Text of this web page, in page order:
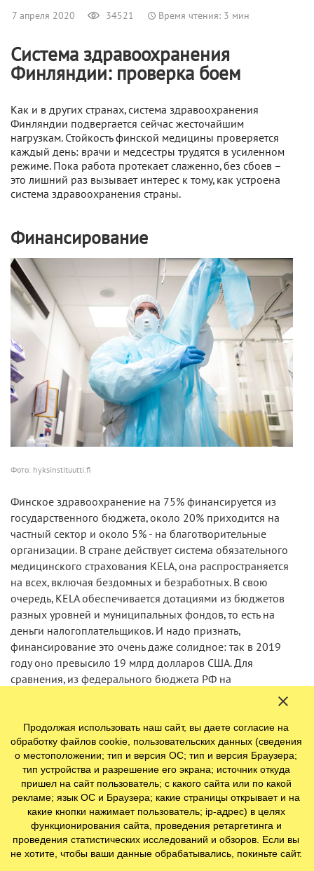
7 апреля 2020 34521 Время чтения: 3 мин
Система здравоохранения
Финляндии: проверка боем
Как и в других странах, система здравоохранения
Финляндии подвергается сейчас жесточайшим
нагрузкам. Стойкость финской медицины проверяется
каждый день: врачи и медсестры трудятся в усиленном
режиме. Пока работа протекает слаженно, без сбоев –
это лишний раз вызывает интерес к тому, как устроена
система здравоохранения страны.
Финансирование
Фото: hyksinstituutti.fi
Финское здравоохранение на 75% финансируется из
государственного бюджета, около 20% приходится на
частный сектор и около 5% - на благотворительные
организации. В стране действует система обязательного
медицинского страхования KELA, она распространяется
на всех, включая бездомных и безработных. В свою
очередь, KELA обеспечивается дотациями из бюджетов
разных уровней и муниципальных фондов, то есть на
деньги налогоплательщиков. И надо признать,
финансирование это очень даже солидное: так в 2019
году оно превысило 19 млрд долларов США. Для
сравнения, из федерального бюджета РФ на
здравоохранения России составил 3,3 трлн рублей или
порядка $51 млрд. Если учитывать, что население
Финляндии в 26 раз меньше российского, разница в
средствах существенная.
Нынешняя ситуация привела к тому. что правительство
страны уже увеличило финансирование
здравоохранения за счет бюджета. Однако хватит или
нет этих средств, чтобы справиться с пандемией, сейчас
Продолжая использовать наш сайт, вы даете согласие на
обработку файлов cookie, пользовательских данных (сведения
о местоположении; тип и версия ОС; тип и версия Браузера;
тип устройства и разрешение его экрана; источник откуда
пришел на сайт пользователь; с какого сайта или по какой
рекламе; язык ОС и Браузера; какие страницы открывает и на
какие кнопки нажимает пользователь; ip-адрес) в целях
функционирования сайта, проведения ретаргетинга и
проведения статистических исследований и обзоров. Если вы
не хотите, чтобы ваши данные обрабатывались, покиньте сайт.